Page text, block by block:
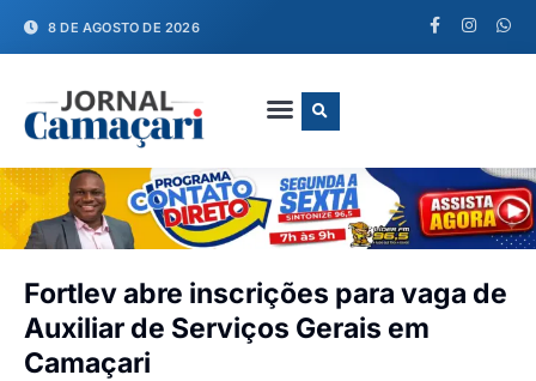
8 DE AGOSTO DE 2026
Fortlev abre inscrições para vaga de
Auxiliar de Serviços Gerais em
Camaçari